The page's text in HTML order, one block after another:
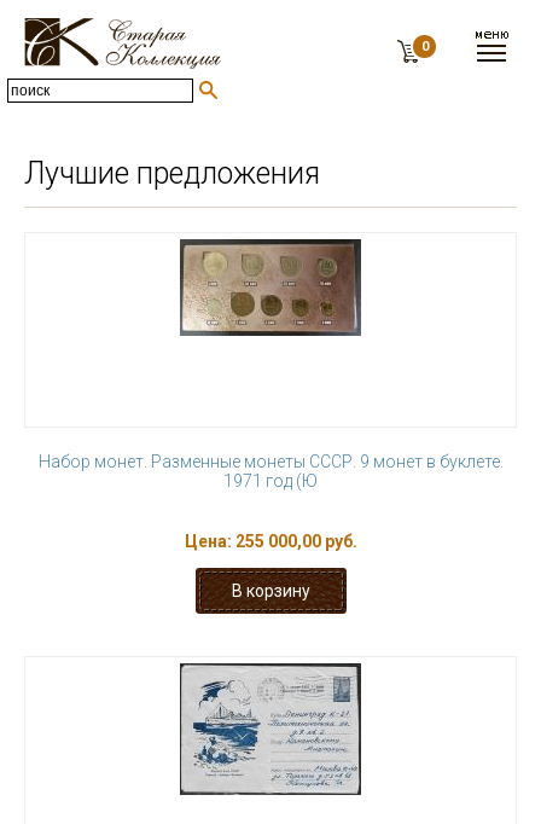
0
Лучшие предложения
Набор монет. Разменные монеты СССР. 9 монет в буклете.
1971 год (Ю
Цена: 255 000,00 руб.